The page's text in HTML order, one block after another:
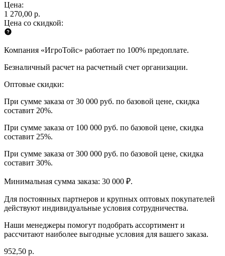
Цена:
1 270,00 р.
Цена со скидкой:
Компания «ИгроТойс» работает по 100% предоплате.
Безналичный расчет на расчетный счет организации.
Оптовые скидки:
При сумме заказа от 30 000 руб. по базовой цене, скидка
составит 20%.
При сумме заказа от 100 000 руб. по базовой цене, скидка
составит 25%.
При сумме заказа от 300 000 руб. по базовой цене, скидка
составит 30%.
Минимальная сумма заказа: 30 000 ₽.
Для постоянных партнеров и крупных оптовых покупателей
действуют индивидуальные условия сотрудничества.
Наши менеджеры помогут подобрать ассортимент и
рассчитают наиболее выгодные условия для вашего заказа.
952,50 р.